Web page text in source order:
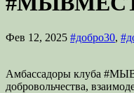
Фев 12, 2025 #добро30,
Амбассадоры клуба
добровольчества,